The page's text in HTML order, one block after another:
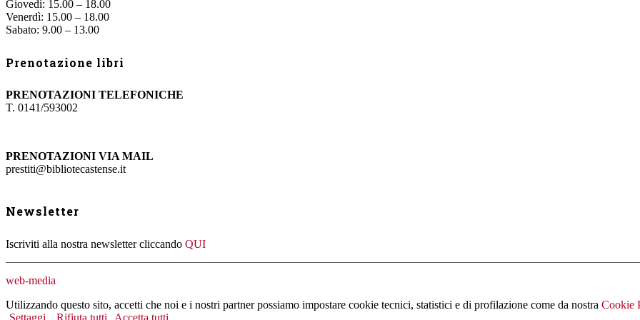
Giovedì: 15.00 – 18.00
Venerdì: 15.00 – 18.00
Sabato: 9.00 – 13.00
Prenotazione libri
PRENOTAZIONI TELEFONICHE
T. 0141/593002
PRENOTAZIONI VIA MAIL
prestiti@bibliotecastense.it
Newsletter
Iscriviti alla nostra newsletter cliccando QUI
web-media
Utilizzando questo sito, accetti che noi e i nostri partner possiamo impostare cookie tecnici, statistici e di profilazione come da nostra Cookie
Settaggi
Rifiuta tutti Accetta tutti